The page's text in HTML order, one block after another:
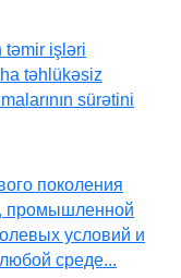
təmir işləri
təhlükəsiz
sürətini
поколения
промышленной
условий и
среде...